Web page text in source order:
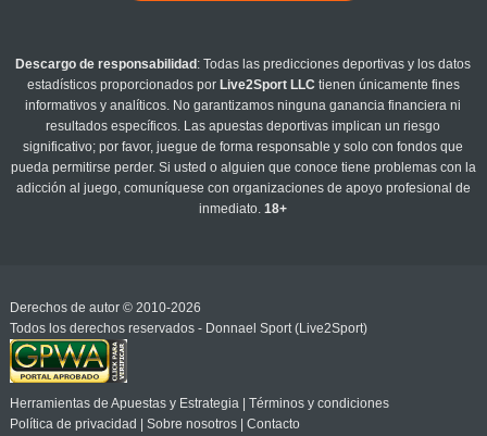
Descargo de responsabilidad : Todas las predicciones deportivas y los datos
estadísticos proporcionados por Live2Sport LLC tienen únicamente fines
informativos y analíticos. No garantizamos ninguna ganancia financiera ni
resultados específicos. Las apuestas deportivas implican un riesgo
significativo; por favor, juegue de forma responsable y solo con fondos que
pueda permitirse perder. Si usted o alguien que conoce tiene problemas con la
adicción al juego, comuníquese con organizaciones de apoyo profesional de
inmediato.18+
Derechos de autor © 2010-2026
Todos los derechos reservados - Donnael Sport (Live2Sport)
Herramientas de Apuestas y Estrategia| Términos y condiciones
Política de privacidad
Sobre nosotros| Contacto